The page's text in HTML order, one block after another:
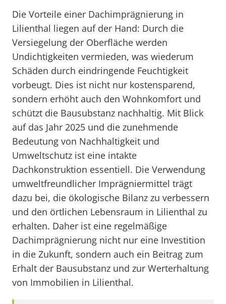
Die Vorteile einer Dachimprägnierung in
Lilienthal liegen auf der Hand: Durch die
Versiegelung der Oberfläche werden
Undichtigkeiten vermieden, was wiederum
Schäden durch eindringende Feuchtigkeit
vorbeugt. Dies ist nicht nur kostensparend,
sondern erhöht auch den Wohnkomfort und
schützt die Bausubstanz nachhaltig. Mit Blick
auf das Jahr 2025 und die zunehmende
Bedeutung von Nachhaltigkeit und
Umweltschutz ist eine intakte
Dachkonstruktion essentiell. Die Verwendung
umweltfreundlicher Imprägniermittel trägt
dazu bei, die ökologische Bilanz zu verbessern
und den örtlichen Lebensraum in Lilienthal zu
erhalten. Daher ist eine regelmäßige
Dachimprägnierung nicht nur eine Investition
in die Zukunft, sondern auch ein Beitrag zum
Erhalt der Bausubstanz und zur Werterhaltung
von Immobilien in Lilienthal.